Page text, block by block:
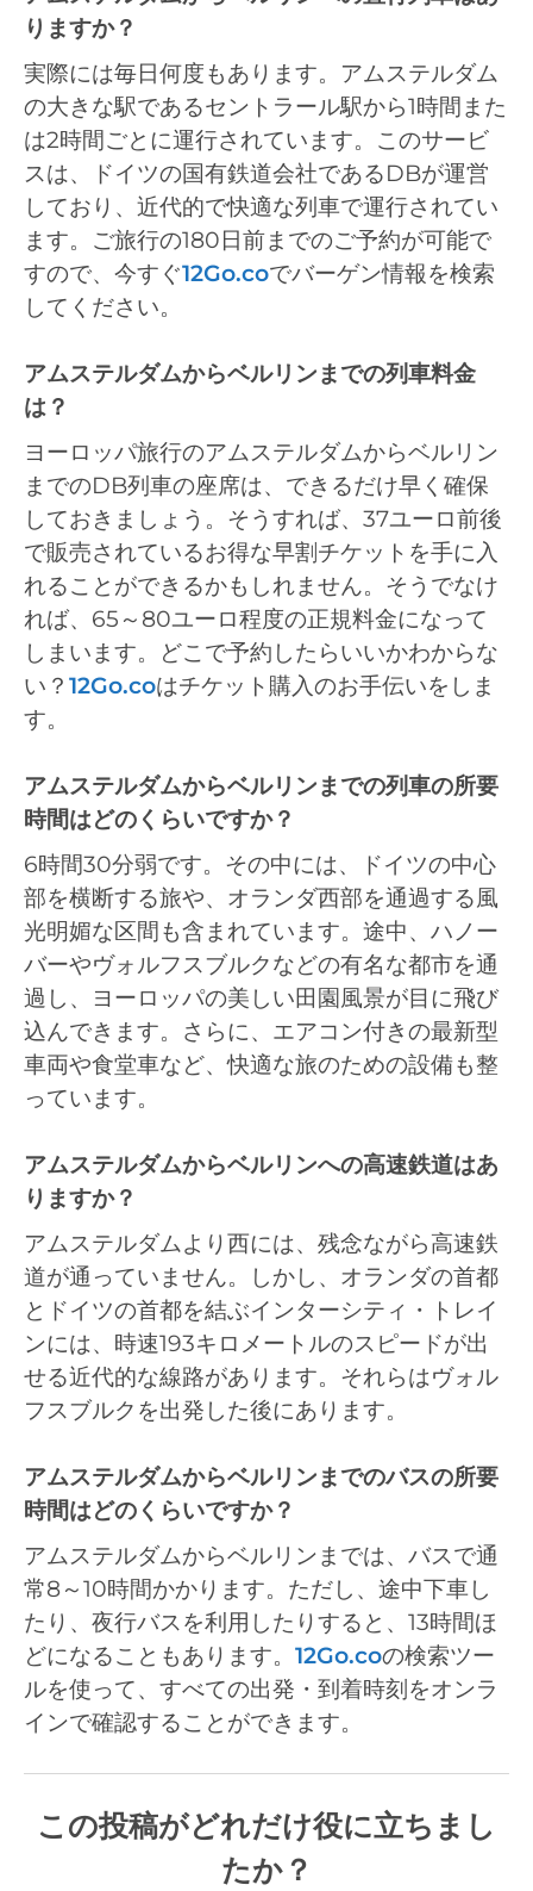
りますか？
実際には毎日何度もあります。アムステルダム
の大きな駅であるセントラール駅から1時間また
は2時間ごとに運行されています。このサービ
スは、ドイツの国有鉄道会社であるDBが運営
しており、近代的で快適な列車で運行されてい
ます。ご旅行の180日前までのご予約が可能で
すので、今すぐ12Go.coでバーゲン情報を検索
してください。
アムステルダムからベルリンまでの列車料金
は？
ヨーロッパ旅行のアムステルダムからベルリン
までのDB列車の座席は、できるだけ早く確保
しておきましょう。そうすれば、37ユーロ前後
で販売されているお得な早割チケットを手に入
れることができるかもしれません。そうでなけ
れば、65～80ユーロ程度の正規料金になって
しまいます。どこで予約したらいいかわからな
い？ 12Go.coはチケット購入のお手伝いをしま
す。
アムステルダムからベルリンまでの列車の所要
時間はどのくらいですか？
6時間30分弱です。その中には、ドイツの中心
部を横断する旅や、オランダ西部を通過する風
光明媚な区間も含まれています。途中、ハノー
バーやヴォルフスブルクなどの有名な都市を通
過し、ヨーロッパの美しい田園風景が目に飛び
込んできます。さらに、エアコン付きの最新型
車両や食堂車など、快適な旅のための設備も整
っています。
アムステルダムからベルリンへの高速鉄道はあ
りますか？
アムステルダムより西には、残念ながら高速鉄
道が通っていません。しかし、オランダの首都
とドイツの首都を結ぶインターシティ・トレイ
ンには、時速193キロメートルのスピードが出
せる近代的な線路があります。それらはヴォル
フスブルクを出発した後にあります。
アムステルダムからベルリンまでのバスの所要
時間はどのくらいですか？
アムステルダムからベルリンまでは、バスで通
常8～10時間かかります。ただし、途中下車し
たり、夜行バスを利用したりすると、13時間ほ
どになることもあります。 12Go.coの検索ツー
ルを使って、すべての出発・到着時刻をオンラ
インで確認することができます。
この投稿がどれだけ役に立ちまし
たか？